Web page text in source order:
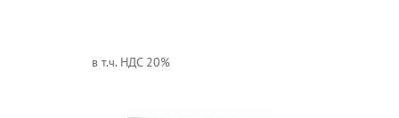
в т.ч. НДС 20%